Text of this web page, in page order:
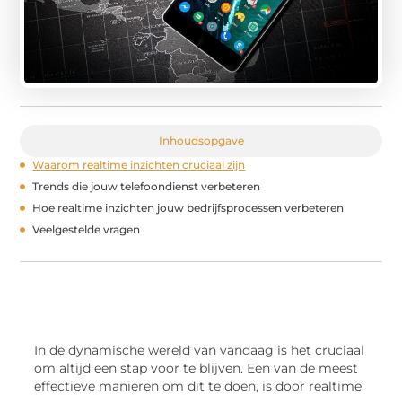
Inhoudsopgave
Waarom realtime inzichten cruciaal zijn
Trends die jouw telefoondienst verbeteren
Hoe realtime inzichten jouw bedrijfsprocessen verbeteren
Veelgestelde vragen
In de dynamische wereld van vandaag is het cruciaal
om altijd een stap voor te blijven. Een van de meest
effectieve manieren om dit te doen, is door realtime